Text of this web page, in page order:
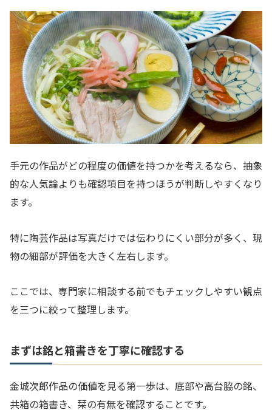
手元の作品がどの程度の価値を持つかを考えるなら、抽象
的な人気論よりも確認項目を持つほうが判断しやすくなり
ます。
特に陶芸作品は写真だけでは伝わりにくい部分が多く、現
物の細部が評価を大きく左右します。
ここでは、専門家に相談する前でもチェックしやすい観点
を三つに絞って整理します。
まずは銘と箱書きを丁寧に確認する
金城次郎作品の価値を見る第一歩は、底部や高台脇の銘、
共箱の箱書き、栞の有無を確認することです。